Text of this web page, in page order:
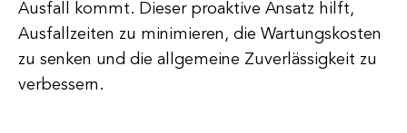
Ausfall kommt. Dieser proaktive Ansatz hilft,
Ausfallzeiten zu minimieren, die Wartungskosten
zu senken und die allgemeine Zuverlässigkeit zu
verbessern.